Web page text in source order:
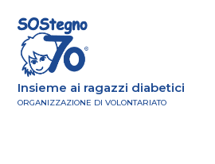
Insieme ai ragazzi diabetici
ORGANIZZAZIONE DI VOLONTARIATO